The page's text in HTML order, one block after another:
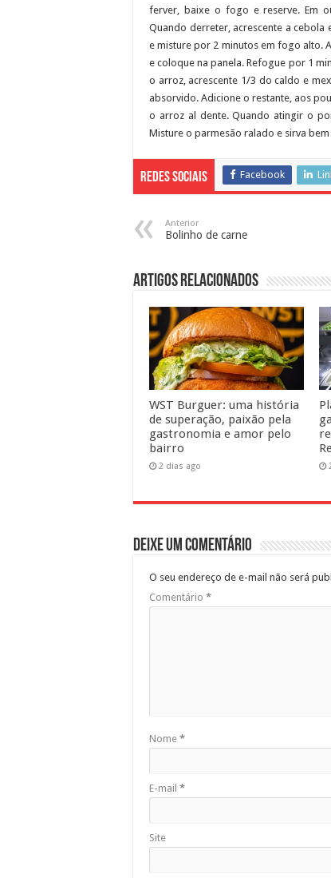
ferver, baixe o fogo e reserve. Em
Quando derreter, acrescente a
e misture por 2 minutos em fogo alto.
e coloque na panela. Refogue por 1
o arroz, acrescente 1/3 do caldo e
absorvido. Adicione o restante, aos
o arroz al dente. Quando atingir o
Misture o parmesão ralado e sirva
Redes Sociais Facebook
Anterior
Bolinho de carne
Artigos Relacionados
WST Burguer: uma história
de superação, paixão pela
gastronomia e amor pelo
bairro
2 dias ago
Deixe um comentário
O seu endereço de e-mail não será
Comentário *
Nome *
E-mail *
Site